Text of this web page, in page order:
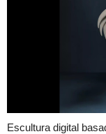
Escultura digital